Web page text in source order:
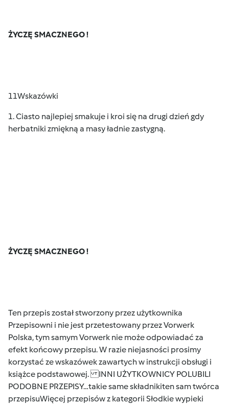
ŻYCZĘ SMACZNEGO !
11Wskazówki
1. Ciasto najlepiej smakuje i kroi się na drugi dzień gdy
herbatniki zmiękną a masy ładnie zastygną.
ŻYCZĘ SMACZNEGO !
Ten przepis został stworzony przez użytkownika
Przepisowni i nie jest przetestowany przez Vorwerk
Polska, tym samym Vorwerk nie może odpowiadać za
efekt końcowy przepisu. W razie niejasności prosimy
korzystać ze wskazówek zawartych w instrukcji obsługi i
książce podstawowej. INNI UŻYTKOWNICY POLUBILI
PODOBNE PRZEPISY…takie same składnikiten sam twórca
przepisuWięcej przepisów z kategorii Słodkie wypieki